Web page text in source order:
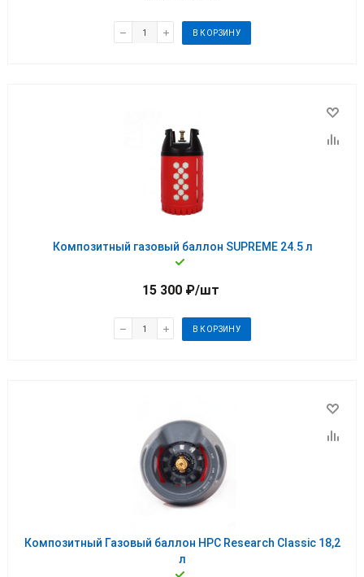
В КОРЗИНУ
Композитный газовый баллон SUPREME 24.5 л
15 300 ₽/шт
В КОРЗИНУ
Композитный Газовый баллон HPC Research Classic 18,2
л